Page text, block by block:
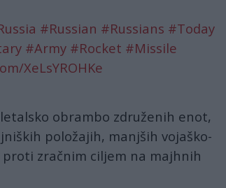
#Russian #Russians #Today
#Army #Rocket #Missile
XeLsYROHKe
obrambo združenih enot,
položajih, manjših vojaško-
zračnim ciljem na majhnih